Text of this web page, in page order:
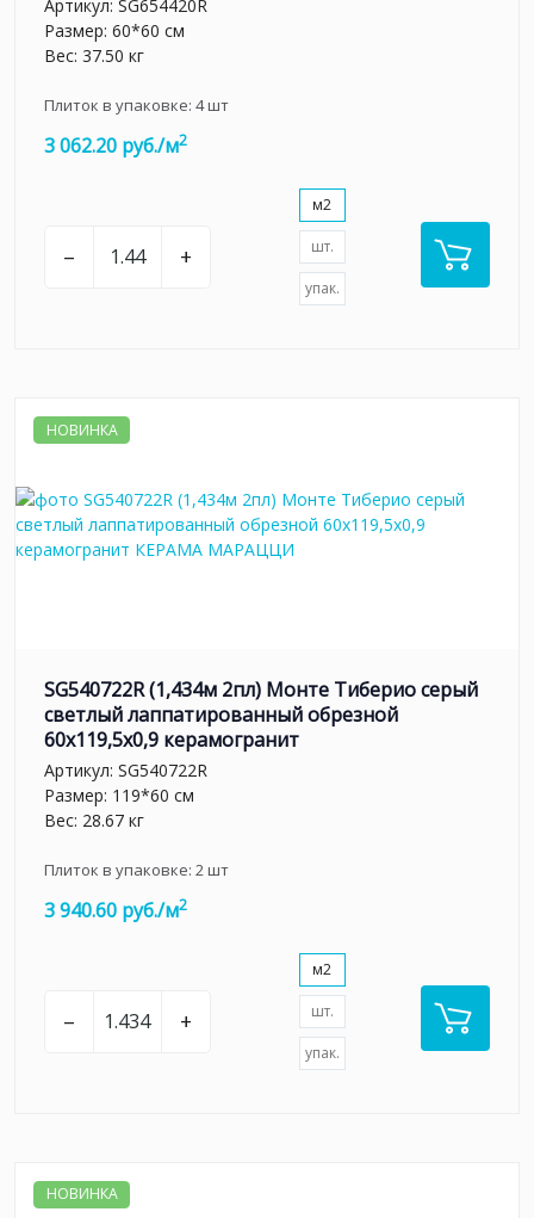
Артикул: SG654420R
Размер: 60*60 см
Вес: 37.50 кг
Плиток в упаковке: 4шт
3 062.20 руб./м2
– +
м2
шт.
упак.
НОВИНКА
SG540722R (1,434м 2пл) Монте Тиберио серый
светлый лаппатированный обрезной
60x119,5x0,9 керамогранит
Артикул: SG540722R
Размер: 119*60 см
Вес: 28.67 кг
Плиток в упаковке: 2шт
3 940.60 руб./м2
– +
м2
шт.
упак.
НОВИНКА